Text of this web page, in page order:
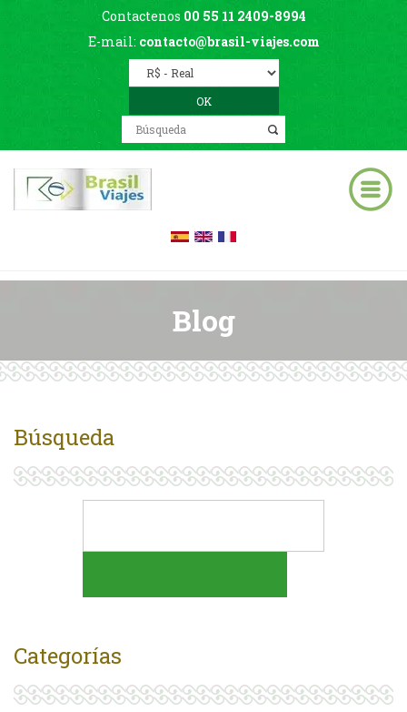
Contactenos 00 55 11 2409-8994
E-mail: contacto@brasil-viajes.com
Blog
Búsqueda
Categorías